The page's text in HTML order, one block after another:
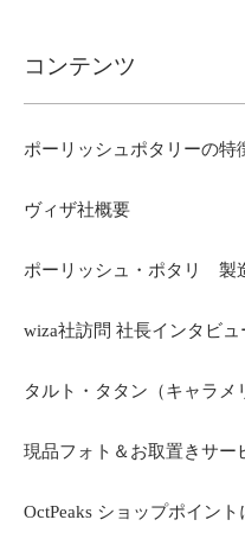
コンテンツ
ポーリッシュポタリーの特
ヴィザ社概要
ポーリッシュ・ポタリ 製
wiza社訪問 社長インタビュ
タルト・タタン（キャラメ
現品フォト＆お取置きサー
OctPeaks ショップポイント